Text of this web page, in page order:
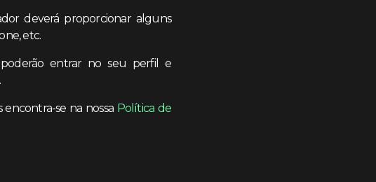
deverá proporcionar alguns
etc.
entrar no seu perfil e
encontra-se na nossa Política de